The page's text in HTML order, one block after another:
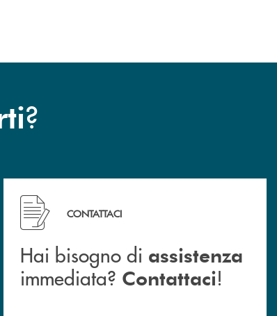
?
Hai bisogno di assistenza immediata? Contattaci !
CONTATTACI
Hai bisogno di assistenza
immediata? Contattaci!